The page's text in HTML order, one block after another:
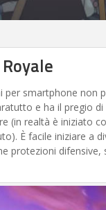
per smartphone non
e ha il pregio
(in realtà è iniziato
È facile iniziare a
protezioni